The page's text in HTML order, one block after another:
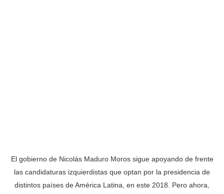
El gobierno de Nicolás Maduro Moros sigue apoyando de frente
las candidaturas izquierdistas que optan por la presidencia de
distintos países de América Latina, en este 2018. Pero ahora,